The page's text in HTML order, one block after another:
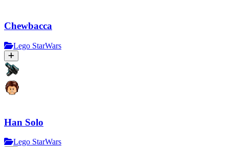
Chewbacca
Lego StarWars
Han Solo
Lego StarWars